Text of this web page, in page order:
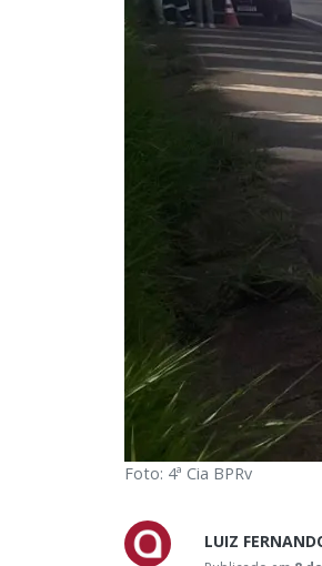
Foto: 4ª Cia BPRv
LUIZ